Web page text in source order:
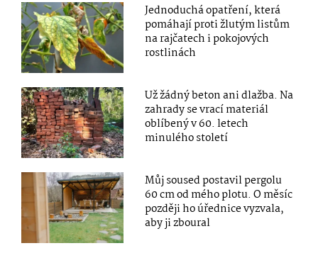
Jednoduchá opatření, která
pomáhají proti žlutým listům
na rajčatech i pokojových
rostlinách
Už žádný beton ani dlažba. Na
zahrady se vrací materiál
oblíbený v 60. letech
minulého století
Můj soused postavil pergolu
60 cm od mého plotu. O měsíc
později ho úřednice vyzvala,
aby ji zboural